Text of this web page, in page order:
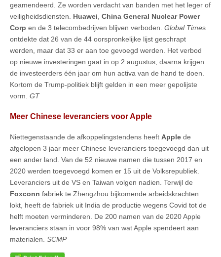
geamendeerd. Ze worden verdacht van banden met het leger of
veiligheidsdiensten. Huawei China General Nuclear Power
Corp en de 3 telecombedrijven blijven verboden. Global Times
ontdekte dat 26 van de 44 oorspronkelijke lijst geschrapt
werden, maar dat 33 er aan toe gevoegd werden. Het verbod
op nieuwe investeringen gaat in op 2 augustus, daarna krijgen
de investeerders één jaar om hun activa van de hand te doen.
Kortom de Trump-politiek blijft gelden in een meer gepolijste
vorm. GT
Meer Chinese leveranciers voor Apple
Niettegenstaande de afkoppelingstendens heeft Apple de
afgelopen 3 jaar meer Chinese leveranciers toegevoegd dan uit
een ander land. Van de 52 nieuwe namen die tussen 2017 en
2020 werden toegevoegd komen er 15 uit de Volksrepubliek.
Leveranciers uit de VS en Taiwan volgen nadien. Terwijl de
Foxconn fabriek te Zhengzhou bijkomende arbeidskrachten
lokt, heeft de fabriek uit India de productie wegens Covid tot de
helft moeten verminderen. De 200 namen van de 2020 Apple
leveranciers staan in voor 98% van wat Apple spendeert aan
materialen. SCMP